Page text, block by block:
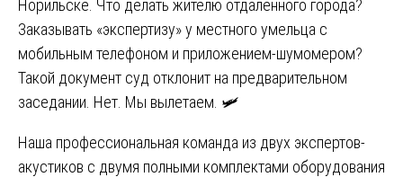
Норильске. Что делать жителю отдаленного города?
Заказывать «экспертизу» у местного умельца с
мобильным телефоном и приложением-шумомером?
Такой документ суд отклонит на предварительном
заседании. Нет. Мы вылетаем. 🛩️
Наша профессиональная команда из двух экспертов-
акустиков с двумя полными комплектами оборудования